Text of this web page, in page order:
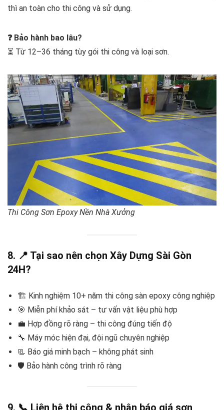
thì an toàn cho thi công và sử dụng.
❓ Bảo hành bao lâu?
⏳ Từ 12–36 tháng tùy gói thi công và loại sơn.
Thi Công Sơn Epoxy Nền Nhà Xưởng
8. 📍 Tại sao nên chọn Xây Dựng Sài Gòn
24H?
🏗️ Kinh nghiệm 10+ năm thi công sàn epoxy công nghiệp
🎯 Miễn phí khảo sát – tư vấn vật liệu phù hợp
💼 Hợp đồng rõ ràng – thi công đúng tiến độ
🔧 Máy móc hiện đại, đội ngũ chuyên nghiệp
📃 Báo giá minh bạch – không phát sinh
🛡️ Bảo hành công trình rõ ràng
9. 📞 Liên hệ thi công & nhận báo giá sơn